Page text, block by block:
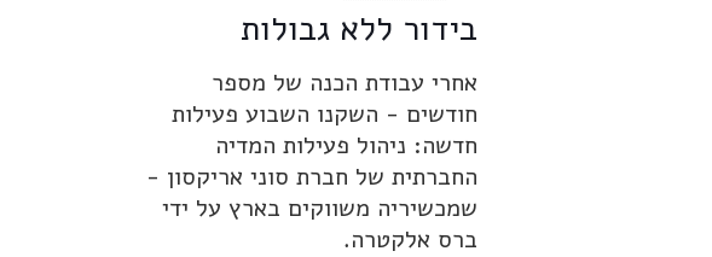
בידור ללא גבולות
אחרי עבודת הכנה של מספר
חודשים - השקנו השבוע פעילות
חדשה: ניהול פעילות המדיה
החברתית של חברת סוני אריקסון -
שמכשיריה משווקים בארץ על ידי
ברס אלקטרה.